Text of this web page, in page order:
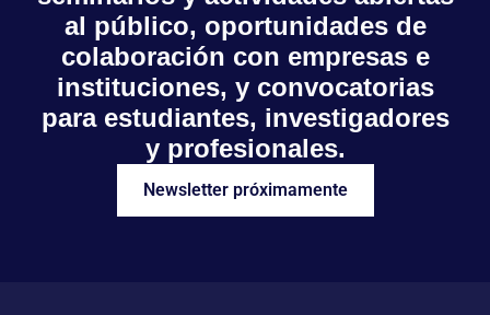
al público, oportunidades de
colaboración con empresas e
instituciones, y convocatorias
para estudiantes, investigadores
y profesionales.
Newsletter próximamente